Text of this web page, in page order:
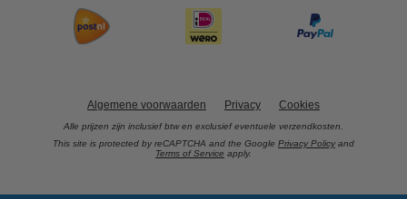
Algemene voorwaarden Privacy Cookies
Alle prijzen zijn inclusief btw en exclusief eventuele verzendkosten.
This site is protected by reCAPTCHA and the Google Privacy Policy and
Terms of Service apply.